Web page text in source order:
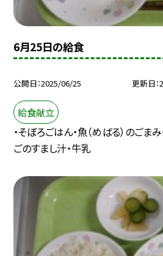
6月25日の給食
公開日 2025/06/25 更新日
給食献立
・そぼろごはん・魚（めばる）のごま
ごのすまし汁・牛乳